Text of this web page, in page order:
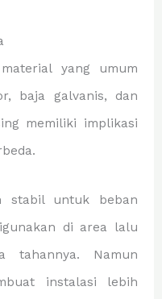
yang umum
baja galvanis, dan
memiliki implikasi
stabil untuk beban
di area lalu
tahannya. Namun
instalasi lebih